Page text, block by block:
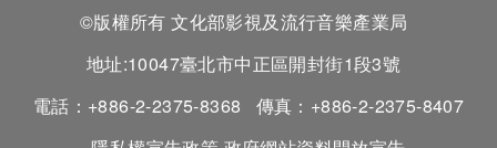
©版權所有 文化部影視及流行音樂產業局
地址:10047臺北市中正區開封街1段3號
電話：+886-2-2375-8368
傳真：+886-2-2375-8407